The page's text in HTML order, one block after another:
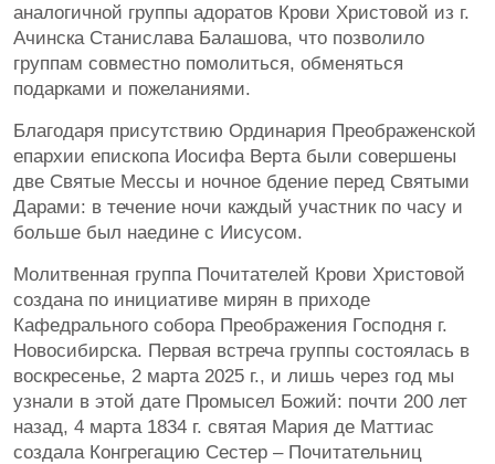
аналогичной группы адоратов Крови Христовой из г.
Ачинска Станислава Балашова, что позволило
группам совместно помолиться, обменяться
подарками и пожеланиями.
Благодаря присутствию Ординария Преображенской
епархии епископа Иосифа Верта были совершены
две Святые Мессы и ночное бдение перед Святыми
Дарами: в течение ночи каждый участник по часу и
больше был наедине с Иисусом.
Молитвенная группа Почитателей Крови Христовой
создана по инициативе мирян в приходе
Кафедрального собора Преображения Господня г.
Новосибирска. Первая встреча группы состоялась в
воскресенье, 2 марта 2025 г., и лишь через год мы
узнали в этой дате Промысел Божий: почти 200 лет
назад, 4 марта 1834 г. святая Мария де Маттиас
создала Конгрегацию Сестер – Почитательниц